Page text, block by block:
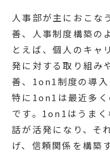
人事部が主におこな
善、人事制度構築の
とえば、個人のキャ
発に対する取り組み
善、1on1制度の導入
特に1on1は最近多
です。1on1はうま
話が活発になり、そ
げ、信頼関係を構築